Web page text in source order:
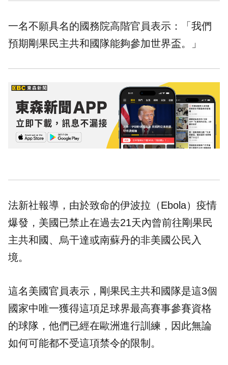
一名不願具名的國務院高階官員表示：「我們
預期剛果民主共和國隊能夠參加世界盃。」
法新社報導，由於致命的伊波拉（Ebola）疫情
爆發，美國已禁止在過去21天內曾前往剛果民
主共和國、烏干達或南蘇丹的非美國公民入
境。
這名美國官員表示，剛果民主共和國隊是這3個
國家中唯一獲得這項足球界最高賽事參賽資格
的球隊，他們已經在歐洲進行訓練，因此無論
如何可能都不受這項禁令的限制。